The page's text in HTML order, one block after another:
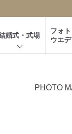
婚式・式場
フォト
ウエ
PHOTO